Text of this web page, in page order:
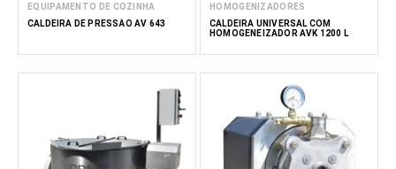
EQUIPAMENTO DE COZINHA
CALDEIRA DE PRESSÃO AV 643
HOMOGENIZADORES
CALDEIRA UNIVERSAL COM
HOMOGENEIZADOR AVK 1200 L